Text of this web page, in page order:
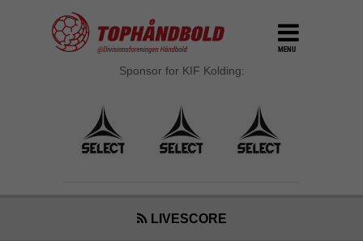
MENU
Sponsor for KIF Kolding:
LIVESCORE